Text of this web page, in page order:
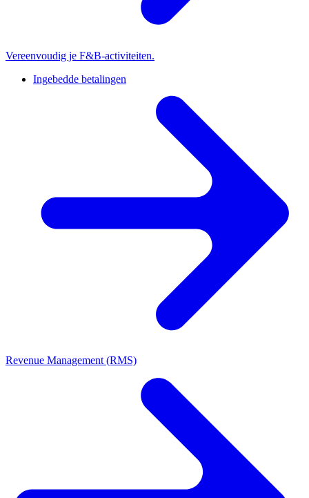
Vereenvoudig je F&B-activiteiten.
Ingebedde betalingen
Revenue Management (RMS)